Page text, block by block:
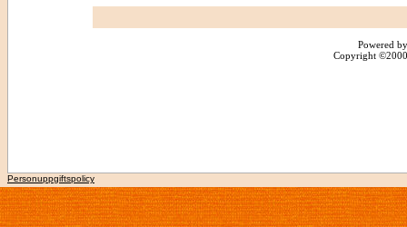
Powered
Copyright
Personuppgiftspolicy